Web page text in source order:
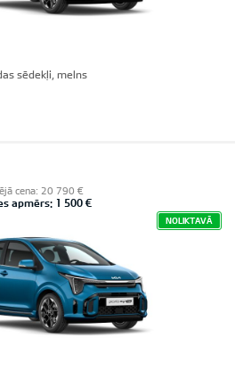
sēdekļi, melns
cena: 20 790 €
apmērs: 1 500 €
NOLIKTAVĀ